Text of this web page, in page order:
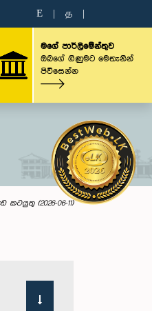
E த
මගේ පාර්ලිමේන්තුව
ඔබගේ ගිණුමට මෙතැනින්
පිවිසෙන්න
කටයුතු (2026-06-11)